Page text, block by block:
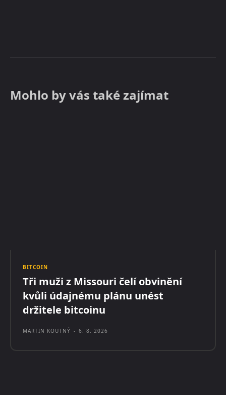
Mohlo by vás také zajímat
BITCOIN
Tři muži z Missouri čelí obvinění
kvůli údajnému plánu unést
držitele bitcoinu
MARTIN KOUTNÝ - 6. 8. 2026